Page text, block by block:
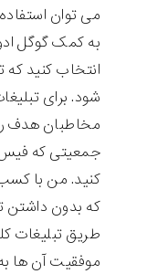
می توان
به کمک گوگل
انتخاب کنید
شود. برای
مخاطبان هدف
جمعیتی که فیس
کنید. من با
که بدون داشتن
طریق تبلیغات
موفقیت آن ها